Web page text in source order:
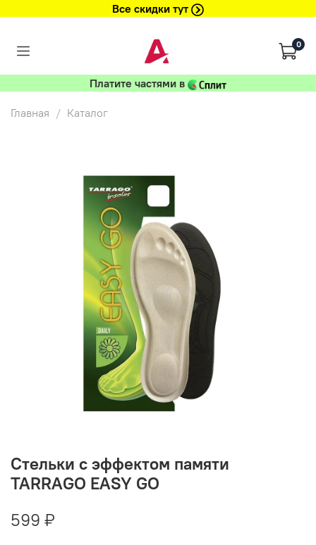
Все скидки тут
0
Платите частями в
Главная Каталог
Стельки с эффектом памяти
TARRAGO EASY GO
599 ₽